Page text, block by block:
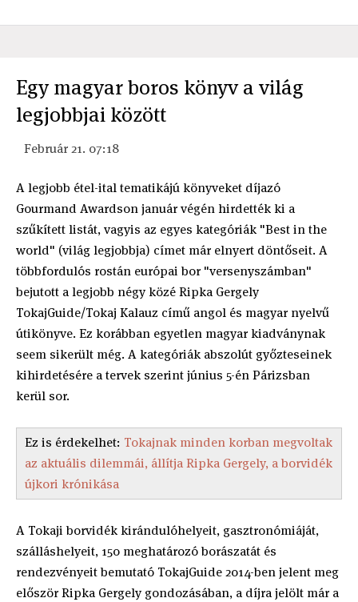
Egy magyar boros könyv a világ
legjobbjai között
Február 21. 07:18
A legjobb étel-ital tematikájú könyveket díjazó
Gourmand Awardson január végén hirdették ki a
szűkített listát, vagyis az egyes kategóriák "Best in the
world" (világ legjobbja) címet már elnyert döntőseit. A
többfordulós rostán európai bor "versenyszámban"
bejutott a legjobb négy közé Ripka Gergely
TokajGuide/Tokaj Kalauz című angol és magyar nyelvű
útikönyve. Ez korábban egyetlen magyar kiadványnak
seem sikerült még. A kategóriák abszolút győzteseinek
kihirdetésére a tervek szerint június 5-én Párizsban
kerül sor.
Ez is érdekelhet: Tokajnak minden korban megvoltak
az aktuális dilemmái, állítja Ripka Gergely, a borvidék
újkori krónikása
A Tokaji borvidék kirándulóhelyeit, gasztronómiáját,
szálláshelyeit, 150 meghatározó borászatát és
rendezvényeit bemutató TokajGuide 2014-ben jelent meg
először Ripka Gergely gondozásában, a díjra jelölt már a